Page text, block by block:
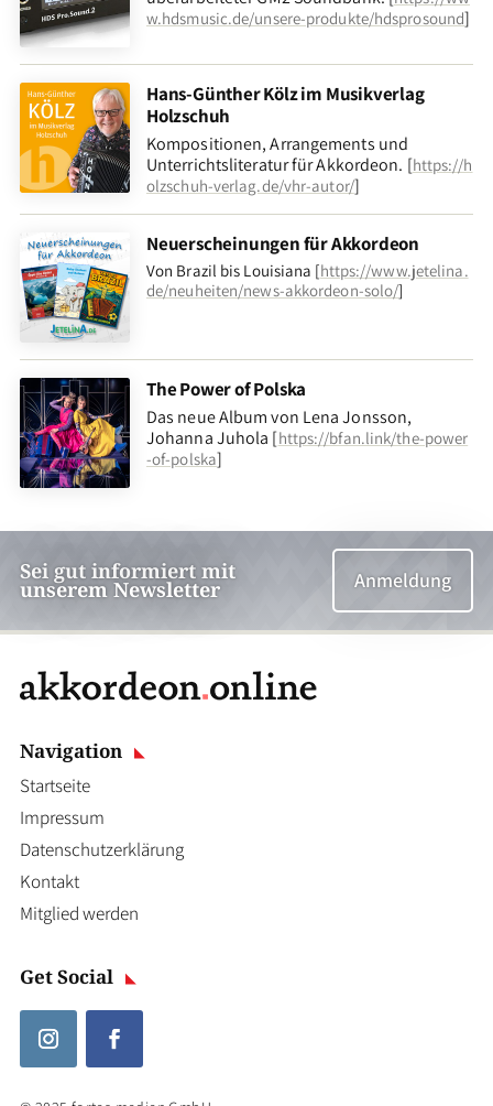
w.hdsmusic.de/unsere-produkte/hdsprosound]
Hans-Günther Kölz im Musikverlag
Holzschuh
Kompositionen, Arrangements und
Unterrichtsliteratur für Akkordeon. [https://h
olzschuh-verlag.de/vhr-autor/]
Neuerscheinungen für Akkordeon
Von Brazil bis Louisiana [https://www.jetelina.
de/neuheiten/news-akkordeon-solo/]
The Power of Polska
Das neue Album von Lena Jonsson,
Johanna Juhola [https://bfan.link/the-power
-of-polska]
Sei gut informiert mit
unserem Newsletter Anmeldung
Navigation
Startseite
Impressum
Datenschutzerklärung
Kontakt
Mitglied werden
Get Social